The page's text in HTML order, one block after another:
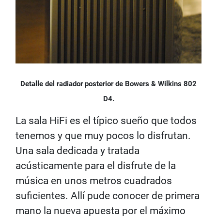
Detalle del radiador posterior de Bowers & Wilkins 802
D4.
La sala HiFi es el típico sueño que todos
tenemos y que muy pocos lo disfrutan.
Una sala dedicada y tratada
acústicamente para el disfrute de la
música en unos metros cuadrados
suficientes. Allí pude conocer de primera
mano la nueva apuesta por el máximo